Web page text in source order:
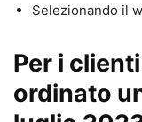
Selezionando il
Per i
ordinato